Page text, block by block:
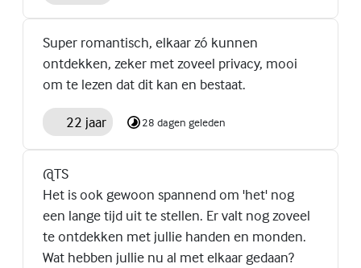
Super romantisch, elkaar zó kunnen
ontdekken, zeker met zoveel privacy, mooi
om te lezen dat dit kan en bestaat.
22 jaar 28 dagen geleden
@TS
Het is ook gewoon spannend om 'het' nog
een lange tijd uit te stellen. Er valt nog zoveel
te ontdekken met jullie handen en monden.
Wat hebben jullie nu al met elkaar gedaan?